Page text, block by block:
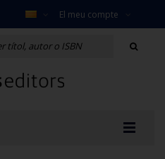
El meu compte